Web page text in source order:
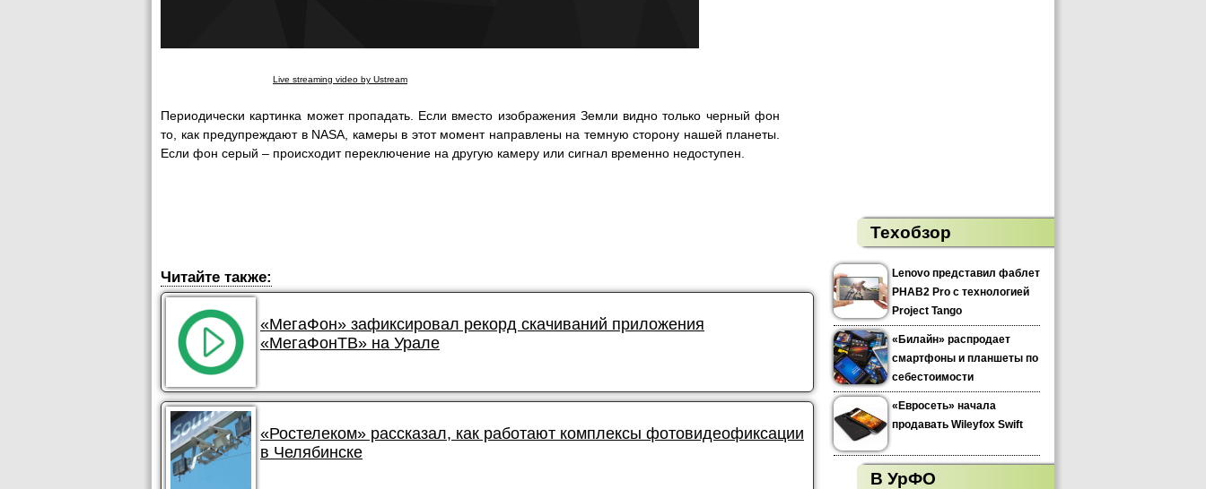
Live streaming video by Ustream
Периодически картинка может пропадать. Если вместо изображения Земли видно только черный фон
то, как предупреждают в NASA, камеры в этот момент направлены на темную сторону нашей планеты.
Если фон серый – происходит переключение на другую камеру или сигнал временно недоступен.
Читайте также:
«МегаФон» зафиксировал рекорд скачиваний приложения
«МегаФонТВ» на Урале
«Ростелеком» рассказал, как работают комплексы фотовидеофиксации
в Челябинске
Техобзор
Lenovo представил фаблет
PHAB2 Pro с технологией
Project Tango
«Билайн» распродает
смартфоны и планшеты по
себестоимости
«Евросеть» начала
продавать Wileyfox Swift
В УрФО